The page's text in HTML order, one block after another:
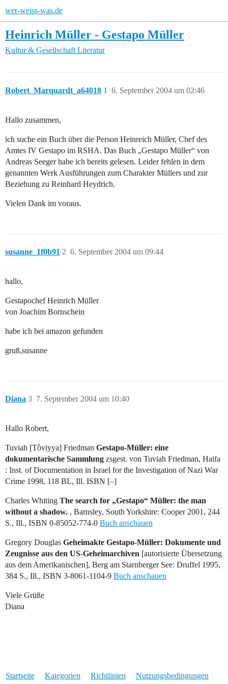
wer-weiss-was.de
Heinrich Müller - Gestapo Müller
Kultur & Gesellschaft Literatur
Robert_Marquardt_a64018 6. September 2004 um 02:46
1
Hallo zusammen,
ich suche ein Buch über die Person Heinreich Müller, Chef des
Amtes IV Gestapo im RSHA. Das Buch „Gestapo Müller“ von
Andreas Seeger habe ich bereits gelesen. Leider fehlen in dem
genannten Werk Ausführungen zum Charakter Müllers und zur
Beziehung zu Reinhard Heydrich.
Vielen Dank im voraus.
susanne_1f0b91 6. September 2004 um 09:44
2
hallo,
Gestapochef Heinrich Müller
von Joachim Bornschein
habe ich bei amazon gefunden
gruß,susanne
Diana 7. September 2004 um 10:40
3
Hallo Robert,
Tuviah [Tôviyya] Friedman Gestapo-Müller: eine
dokumentarische Sammlung zsgest. von Tuviah Friedman, Haifa
: Inst. of Documentation in Israel for the Investigation of Nazi War
Crime 1998, 118 BL, Ill. ISBN [–]
Charles Whiting The search for „Gestapo“ Müller: the man
without a shadow. , Barnsley, South Yorkshire: Cooper 2001, 244
S., Ill., ISBN 0-85052-774-0 Buch anschauen
Gregory Douglas Geheimakte Gestapo-Müller: Dokumente und
Zeugnisse aus den US-Geheimarchiven [autorisierte Übersetzung
aus dem Amerikanischen], Berg am Starnberger See: Druffel 1995,
384 S., Ill., ISBN 3-8061-1104-9 Buch anschauen
Viele Grüße
Diana
Startseite Kategorien Richtlinien Nutzungsbedingungen